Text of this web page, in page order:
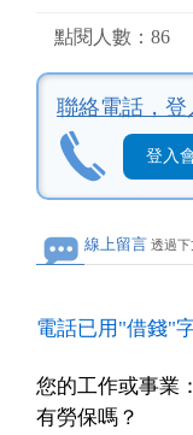
點閱人數：86
聯絡電話， 登
登入
線上留言 透過下
電話已用"借錢"
您的工作或事業：
有勞保嗎？